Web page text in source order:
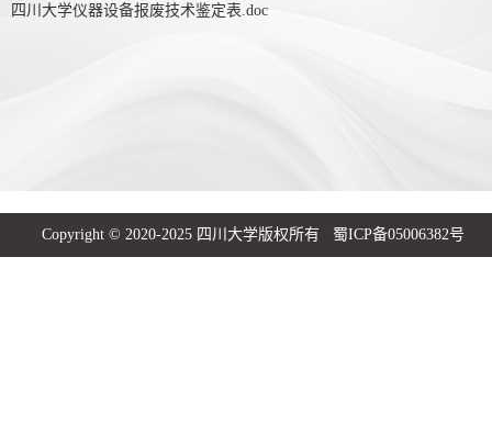
四川大学仪器设备报废技术鉴定表.doc
Copyright © 2020-2025 四川大学版权所有 蜀ICP备05006382号